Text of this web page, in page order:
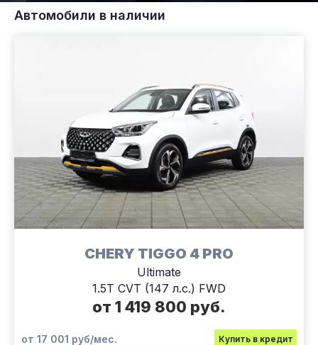
Автомобили в наличии
CHERY TIGGO 4 PRO
Ultimate
1.5T CVT (147 л.с.) FWD
от 1 419 800 руб.
от 17 001 руб/мес. Купить в кредит